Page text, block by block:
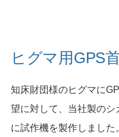
ヒグマ用GPS
知床財団様のヒグマに
望に対して、当社製のシ
に試作機を製作しました